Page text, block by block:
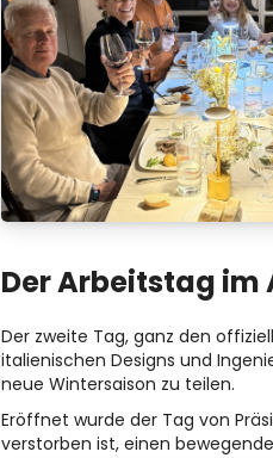
Der Arbeitstag im
Der zweite Tag, ganz den
italienischen Designs und
neue Wintersaison zu teilen.
Eröffnet wurde der Tag von
verstorben ist, einen